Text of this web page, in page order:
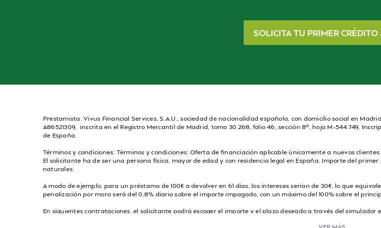
SOLICITA TU PRIMER
Prestamista: Vivus Financial Services, S.A.U., sociedad de nacionalidad española, con domicilio social en
A86521309, inscrita en el Registro Mercantil de Madrid, tomo 30.268, folio 46, sección 8ª, hoja M-544.749,
de España.
Términos y condiciones: Términos y condiciones: Oferta de financiación aplicable únicamente a nuevos
El solicitante ha de ser una persona física, mayor de edad y con residencia legal en España. Importe del
naturales.
A modo de ejemplo, para un préstamo de 100€ a devolver en 61 días, los intereses serían de 30€, lo que
penalización por mora será del 0,8% diario sobre el importe impagado, con un máximo del 100% sobre el
En siguientes contrataciones, el solicitante podrá escoger el importe y el plazo deseado a través del